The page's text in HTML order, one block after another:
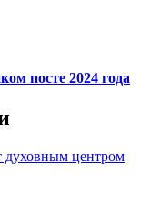
посте 2024 года